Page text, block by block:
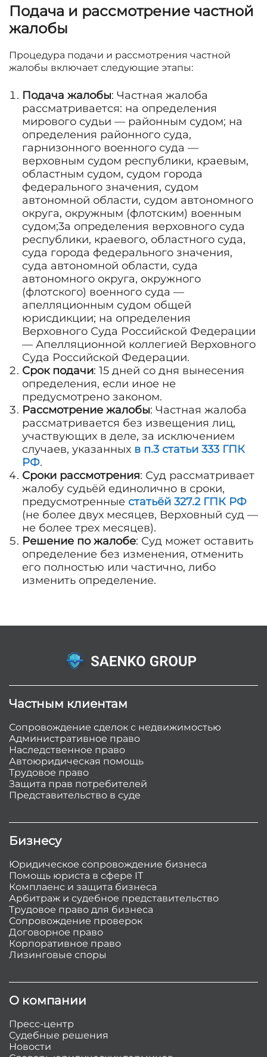
Подача и рассмотрение частной
жалобы
Процедура подачи и рассмотрения частной
жалобы включает следующие этапы:
Подача жалобы: Частная жалоба
рассматривается: на определения
мирового судьи — районным судом; на
определения районного суда,
гарнизонного военного суда —
верховным судом республики, краевым,
областным судом, судом города
федерального значения, судом
автономной области, судом автономного
округа, окружным (флотским) военным
судом;3а определения верховного суда
республики, краевого, областного суда,
суда города федерального значения,
суда автономной области, суда
автономного округа, окружного
(флотского) военного суда —
апелляционным судом общей
юрисдикции; на определения
Верховного Суда Российской Федерации
— Апелляционной коллегией Верховного
Суда Российской Федерации.
Срок подачи: 15 дней со дня вынесения
определения, если иное не
предусмотрено законом.
Рассмотрение жалобы: Частная жалоба
рассматривается без извещения лиц,
участвующих в деле, за исключением
случаев, указанных в п.3 статьи 333 ГПК
РФ.
Сроки рассмотрения: Суд рассматривает
жалобу судьёй единолично в сроки,
предусмотренные статьёй 327.2 ГПК РФ
(не более двух месяцев, Верховный суд —
не более трех месяцев).
Решение по жалобе: Суд может оставить
определение без изменения, отменить
его полностью или частично, либо
изменить определение.
Частным клиентам
Сопровождение сделок с недвижимостью
Административное право
Наследственное право
Автоюридическая помощь
Трудовое право
Защита прав потребителей
Представительство в суде
Бизнесу
Юридическое сопровождение бизнеса
Помощь юриста в сфере IT
Комплаенс и защита бизнеса
Арбитраж и судебное представительство
Трудовое право для бизнеса
Сопровождение проверок
Договорное право
Корпоративное право
Лизинговые споры
О компании
Пресс-центр
Судебные решения
Новости